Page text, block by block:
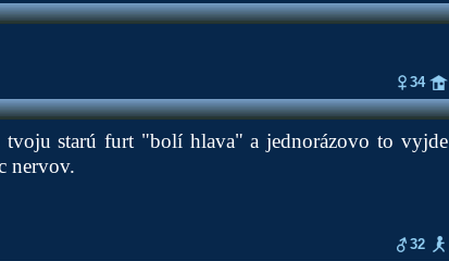
34
tvoju starú furt "bolí hlava" a jednorázovo to vyjde
nervov.
32